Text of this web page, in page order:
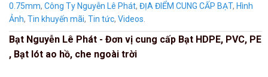
0.75mm, Công Ty Nguyễn Lê Phát, ĐỊA ĐIỂM CUNG CẤP BẠT, Hình
Ảnh, Tin khuyến mãi, Tin tức, Videos.
Bạt Nguyễn Lê Phát - Đơn vị cung cấp Bạt HDPE, PVC, PE
, Bạt lót ao hồ, che ngoài trời